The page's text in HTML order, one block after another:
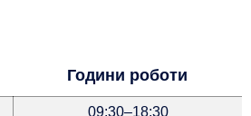
Години роботи
09:30–18:30